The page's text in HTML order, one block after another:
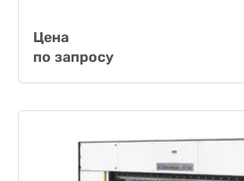
Двухножевая гильотина
полностью гидравлическая как
пакетной балке. Серия
D-series...
Цена
по запросу